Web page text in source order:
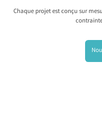
Chaque projet est conçu sur